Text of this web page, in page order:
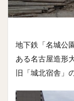
地下鉄「名城公
ある名古屋造形
旧「城北宿舎」